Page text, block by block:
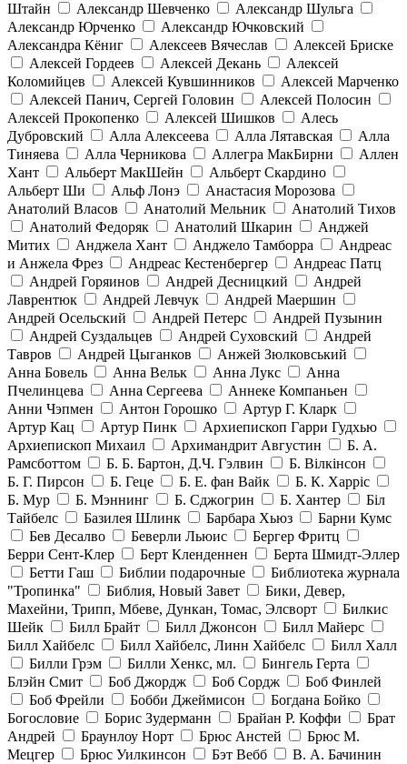
Штайн
Александр Шевченко
Александр Шульга
Александр Юрченко
Александр Ючковский
Александра Кёниг
Алексеев Вячеслав
Алексей Бриске
Алексей Гордеев
Алексей Декань
Алексей
Коломийцев
Алексей Кувшинников
Алексей Марченко
Алексей Панич, Сергей Головин
Алексей Полосин
Алексей Прокопенко
Алексей Шишков
Алесь
Дубровский
Алла Алексеева Алла Лятавская
Алла
Тиняева
Алла Черникова Аллегра МакБирни
Аллен
Хант
Альберт МакШейн
Альберт Скардино
Альберт Ши
Альф Лонэ
Анастасия Морозова
Анатолий Власов
Анатолий Мельник
Анатолий Тихов
Анатолий Федоряк
Анатолий Шкарин
Анджей
Митих
Анджела Хант Анджело Тамборра
Андреас
и Анжела Фрез
Андреас Кестенбергер
Андреас Патц
Андрей Горяинов
Андрей Десницкий
Андрей
Лаврентюк
Андрей Левчук
Андрей Маершин
Андрей Осельский
Андрей Петерс
Андрей Пузынин
Андрей Суздальцев
Андрей Суховский
Андрей
Тавров
Андрей Цыганков
Анжей Зюлковський
Анна Бовель
Анна Вельк Анна Лукс
Анна
Пчелинцева
Анна Сергеева
Аннеке Компаньен
Анни Чэпмен
Антон Горошко
Артур Г. Кларк
Артур Кац
Артур Пинк
Архиепископ Гарри Гудхью
Архиепископ Михаил
Архимандрит Августин
Б. А.
Рамсботтом
Б. Б. Бартон, Д.Ч. Гэлвин
Б. Вілкінсон
Б. Г. Пирсон
Б. Геце Б. Е. фан Вайк
Б. К. Харріс
Б. Мур
Б. Мэннинг Б. Сджогрин Б. Хантер
Біл
Тайбелс
Базилея Шлинк Барбара Хьюз
Барни Кумс
Бев Десалво
Беверли Льюис
Бергер Фритц
Берри Сент-Клер
Берт Кленденнен
Берта Шмидт-Эллер
Бетти Гаш
Библии подарочные
Библиотека журнала
"Тропинка"
Библия, Новый Завет
Бики, Девер,
Махейни, Трипп, Мбеве, Дункан, Томас, Элсворт
Билкис
Шейк
Билл Брайт Билл Джонсон
Билл Майерс
Билл Хайбелс
Билл Хайбелс, Линн Хайбелс
Билл Халл
Билли Грэм
Билли Хенкс, мл.
Бингель Герта
Блэйн Смит
Боб Джордж Боб Сордж
Боб Финлей
Боб Фрейли
Бобби Джеймисон
Богдана Бойко
Богословие
Борис Зудерманн Брайан Р. Коффи
Брат
Андрей
Браунлоу Норт Брюс Анстей
Брюс М.
Мецгер
Брюс Уилкинсон Бэт Вебб
В. А. Бачинин